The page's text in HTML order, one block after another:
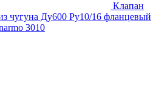
Клапан
чугуна Ду600 Ру10/16 фланцевый
3010